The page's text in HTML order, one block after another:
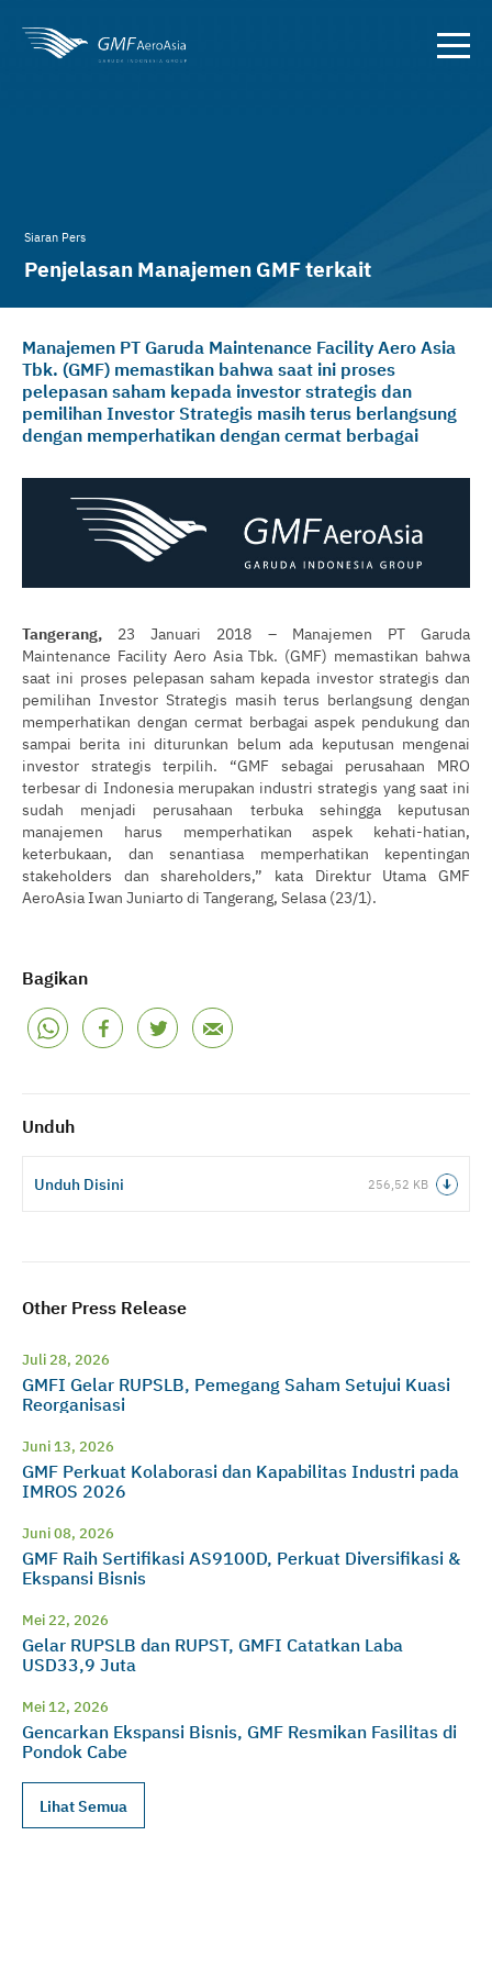
Siaran Pers
Penjelasan Manajemen GMF terkait
Bagikan
Unduh
Unduh Disini 256,52 KB
Other Press Release
Juli 28, 2026
GMFI Gelar RUPSLB, Pemegang Saham Setujui Kuasi
Reorganisasi
Juni 13, 2026
GMF Perkuat Kolaborasi dan Kapabilitas Industri pada
IMROS 2026
Juni 08, 2026
GMF Raih Sertifikasi AS9100D, Perkuat Diversifikasi &
Ekspansi Bisnis
Mei 22, 2026
Gelar RUPSLB dan RUPST, GMFI Catatkan Laba
USD33,9 Juta
Mei 12, 2026
Gencarkan Ekspansi Bisnis, GMF Resmikan Fasilitas di
Pondok Cabe
Lihat Semua
Manajemen PT Garuda Maintenance Facility Aero Asia
Tbk. (GMF) memastikan bahwa saat ini proses
pelepasan saham kepada investor strategis dan
pemilihan Investor Strategis masih terus berlangsung
dengan memperhatikan dengan cermat berbagai
Tangerang, 23 Januari 2018 – Manajemen PT Garuda
Maintenance Facility Aero Asia Tbk. (GMF) memastikan bahwa
saat ini proses pelepasan saham kepada investor strategis dan
pemilihan Investor Strategis masih terus berlangsung dengan
memperhatikan dengan cermat berbagai aspek pendukung dan
sampai berita ini diturunkan belum ada keputusan mengenai
investor strategis terpilih. “GMF sebagai perusahaan MRO
terbesar di Indonesia merupakan industri strategis yang saat ini
sudah menjadi perusahaan terbuka sehingga keputusan
manajemen harus memperhatikan aspek kehati-hatian,
keterbukaan, dan senantiasa memperhatikan kepentingan
stakeholders dan shareholders,” kata Direktur Utama GMF
AeroAsia Iwan Juniarto di Tangerang, Selasa (23/1).